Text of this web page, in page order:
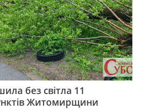
без світла 11
Житомирщини